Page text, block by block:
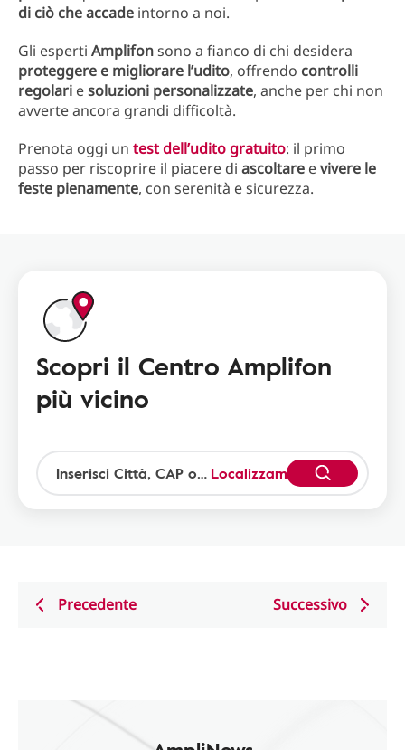
di ciò che accade intorno a noi.
Gli esperti Amplifonsono a fianco di chi desidera
proteggere e migliorare l’udito, offrendo controlli
regolari esoluzioni personalizzate, anche per chi non
avverte ancora grandi difficoltà.
Prenota oggi un test dell’udito gratuito: il primo
passo per riscoprire il piacere di ascoltare evivere le
feste pienamente, con serenità e sicurezza.
Scopri il Centro Amplifon
più vicino
Localizzami
Precedente Successivo